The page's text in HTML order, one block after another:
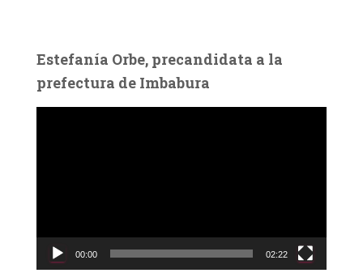
Estefanía Orbe, precandidata a la
prefectura de Imbabura
c
00:00 02:22